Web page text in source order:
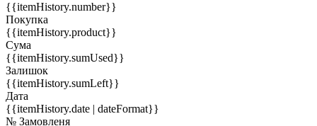
{{itemHistory.number}}
Покупка
{{itemHistory.product}}
Сума
{{itemHistory.sumUsed}}
Залишок
{{itemHistory.sumLeft}}
Дата
{{itemHistory.date | dateFormat}}
№ Замовленя